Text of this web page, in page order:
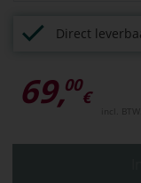
Direct
69,00
€
incl.